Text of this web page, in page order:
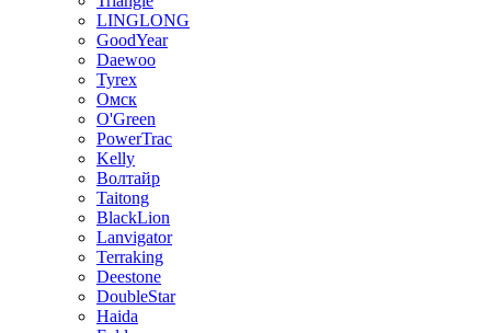
LINGLONG
GoodYear
Daewoo
Tyrex
Омск
O'Green
PowerTrac
Kelly
Волтайр
Taitong
BlackLion
Lanvigator
Terraking
Deestone
DoubleStar
Haida